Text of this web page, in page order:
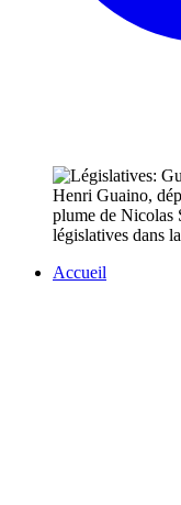
Henri Guaino,
plume de Nicolas
législatives dans
Accueil